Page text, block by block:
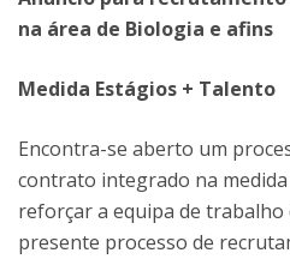
na área de Biologia e afins
Medida Estágios + Talento
Encontra-se aberto um
contrato integrado na
reforçar a equipa de trabalho
presente processo de